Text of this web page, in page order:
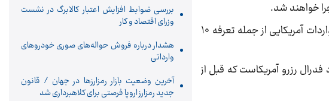
خواهند شد.
ترامپ هفته گذشته، تعرفه‌های اضافی ۱۰ درصدی را برای چین اعمال کرد و پکن با اعمال تعرفه بر برخی واردات آمریکایی از جمله تعرفه ۱۰
فدرال رزرو آمریکاست که قبل از
بررسی ضوابط افزایش اعتبار کالابرگ در نشست
وزرای اقتصاد و کار
هشدار درباره فروش حواله‌های صوری خودروهای
وارداتی
آخرین وضعیت بازار رمزارزها در جهان / قانون
جدید رمزارز اروپا فرصتی برای کلاهبرداری شد